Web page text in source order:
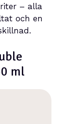
– alla
och en
ml